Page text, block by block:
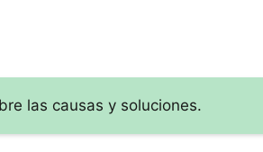
las causas y soluciones.